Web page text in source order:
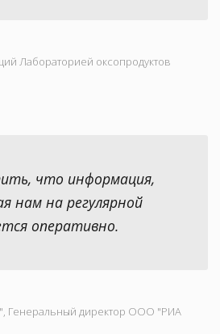
Лабораторией оксопродуктов
что информация,
нам на регулярной
оперативно.
Генеральный директор ООО "РИА